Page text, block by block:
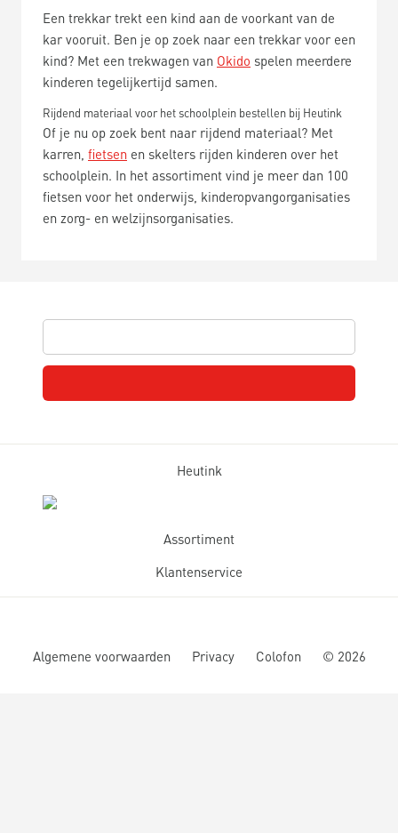
Een trekkar trekt een kind aan de voorkant van de
kar vooruit. Ben je op zoek naar een trekkar voor een
kind? Met een trekwagen van Okido spelen meerdere
kinderen tegelijkertijd samen.
Rijdend materiaal voor het schoolplein bestellen bij Heutink
Of je nu op zoek bent naar rijdend materiaal? Met
karren, fietsen en skelters rijden kinderen over het
schoolplein. In het assortiment vind je meer dan 100
fietsen voor het onderwijs, kinderopvangorganisaties
en zorg- en welzijnsorganisaties.
Heutink
Assortiment
Klantenservice
Algemene voorwaarden Privacy Colofon © 2026